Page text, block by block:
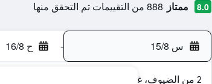
8.0 ممتاز 888 من التقييمات تم التحقق منها
س 15/8 - ح 16/8
2 من الضيوف، غرفة واحدة